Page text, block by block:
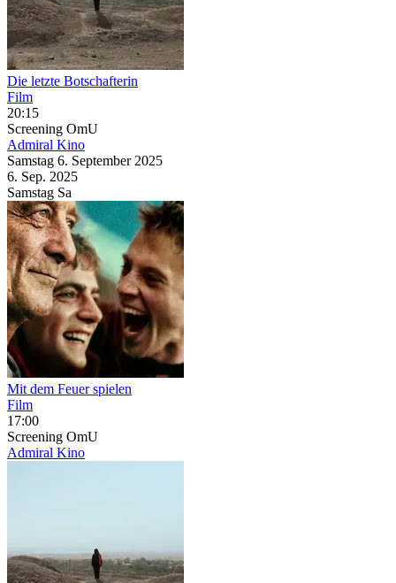
Die letzte Botschafterin
Film
20:15
Screening OmU
Admiral Kino
Samstag 6. September 2025
6. Sep. 2025
Samstag Sa
Mit dem Feuer spielen
Film
17:00
Screening OmU
Admiral Kino